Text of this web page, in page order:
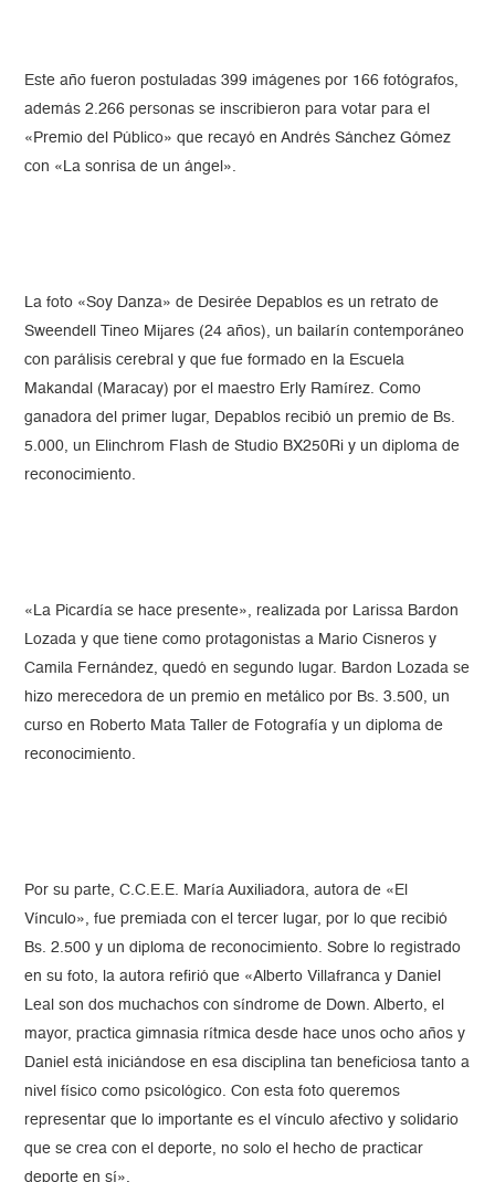
Este año fueron postuladas 399 imágenes por 166 fotógrafos,
además 2.266 personas se inscribieron para votar para el
«Premio del Público» que recayó en Andrés Sánchez Gómez
con «La sonrisa de un ángel».
La foto «Soy Danza» de Desirée Depablos es un retrato de
Sweendell Tineo Mijares (24 años), un bailarín contemporáneo
con parálisis cerebral y que fue formado en la Escuela
Makandal (Maracay) por el maestro Erly Ramírez. Como
ganadora del primer lugar, Depablos recibió un premio de Bs.
5.000, un Elinchrom Flash de Studio BX250Ri y un diploma de
reconocimiento.
«La Picardía se hace presente», realizada por Larissa Bardon
Lozada y que tiene como protagonistas a Mario Cisneros y
Camila Fernández, quedó en segundo lugar. Bardon Lozada se
hizo merecedora de un premio en metálico por Bs. 3.500, un
curso en Roberto Mata Taller de Fotografía y un diploma de
reconocimiento.
Por su parte, C.C.E.E. María Auxiliadora, autora de «El
Vínculo», fue premiada con el tercer lugar, por lo que recibió
Bs. 2.500 y un diploma de reconocimiento. Sobre lo registrado
en su foto, la autora refirió que «Alberto Villafranca y Daniel
Leal son dos muchachos con síndrome de Down. Alberto, el
mayor, practica gimnasia rítmica desde hace unos ocho años y
Daniel está iniciándose en esa disciplina tan beneficiosa tanto a
nivel físico como psicológico. Con esta foto queremos
representar que lo importante es el vínculo afectivo y solidario
que se crea con el deporte, no solo el hecho de practicar
deporte en sí».